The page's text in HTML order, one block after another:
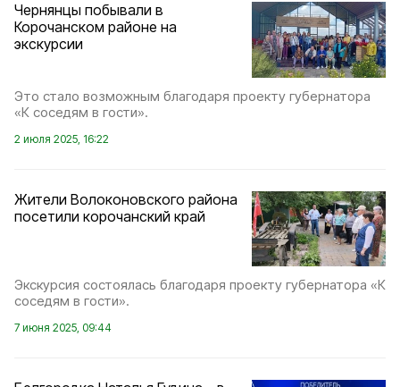
Чернянцы побывали в
Корочанском районе на
экскурсии
Это стало возможным благодаря проекту губернатора
«К соседям в гости».
2 июля 2025, 16:22
Жители Волоконовского района
посетили корочанский край
Экскурсия состоялась благодаря проекту губернатора «К
соседям в гости».
7 июня 2025, 09:44